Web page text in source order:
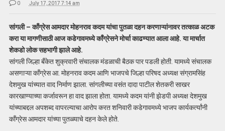
0 July 17, 2017 7:14 am
सांगली – काँग्रेस आमदार मोहनराव कदम यांचा पुतळा दहन करणाऱ्यांनावर तत्काळ अटक
करा या मागणीसाठी आज कडेगावमध्ये कॉंग्रेसने मोर्चा काढण्यात आला आहे. या मार्चात
शेकडो लोक सहभागी झाले आहे.
सांगली जिल्हा बँकेत शुक्रवारी संचालक मंडळाची बैठक पार पडली होती. यामध्ये संचालक
असणाऱ्या काँग्रेस आ. मोहनराव कदम आणि भाजपचे जिल्हा परिषद अध्यक्ष संग्रामसिंह
देशमुख यांच्यात वाद निर्माण झाला. सांगलीच्या वसंत दादा पाटील शेतकरी साखर
कारखाण्याच्या कर्जावरून हा वाद झाला होता. यामध्ये कदम यांनी झेडपी अध्यक्ष देशमुख
यांच्याबद्दल अपशब्द वापरल्याचा आरोप करत शनिवारी कडेगावमध्ये भाजप कार्यकर्त्यांनी
काँग्रेस आमदार यांच्या पुतळ्याचे दहन केले होते.